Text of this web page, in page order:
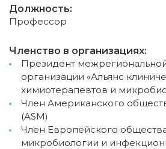
Должность:
Профессор
Членство в организациях:
Президент
организации «Альянс
химиотерапевтов и
Член Американского
(ASM)
Член Европейского
микробиологии и